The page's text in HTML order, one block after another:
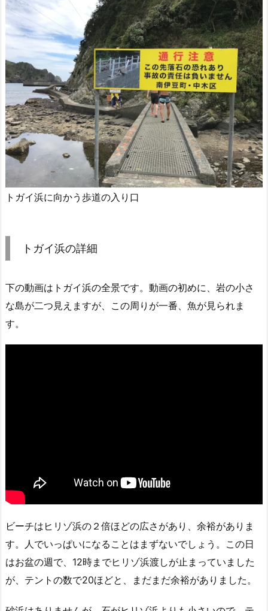
トガイ浜に向かう歩道の入り口
トガイ浜の詳細
下の動画はトガイ浜の全景です。動画の初めに、岩の小さ
な島が二つ見えますが、この周りが一番、魚が見られま
す。
ビーチはヒリゾ浜の２倍ほどの広さがあり、余裕がありま
す。人でいっぱいになることはまずないでしょう。この日
はお盆の週で、12時までヒリゾ浜渡しが止まっていました
が、テントの数で20ほどと、まだまだ余裕がありました。